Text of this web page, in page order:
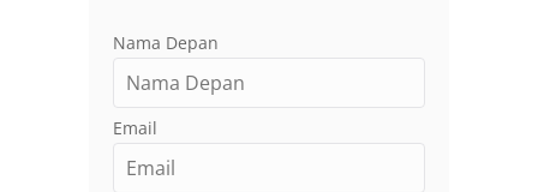
Nama Depan
Email